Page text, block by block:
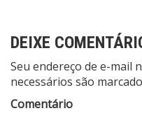
DEIXE
Seu endereço de e-mail
necessários são
Comentário